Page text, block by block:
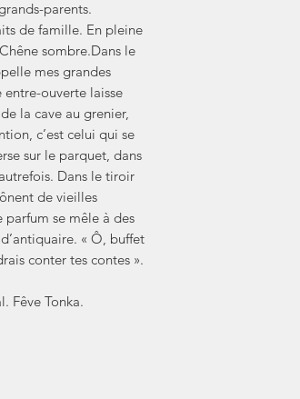
parents.
de famille. En pleine
sombre.Dans le
mes grandes
entre-ouverte laisse
la cave au grenier,
c’est celui qui se
sur le parquet, dans
Dans le tiroir
de vieilles
parfum se mêle à des
« Ô, buffet
conter tes contes ».
Fêve Tonka.